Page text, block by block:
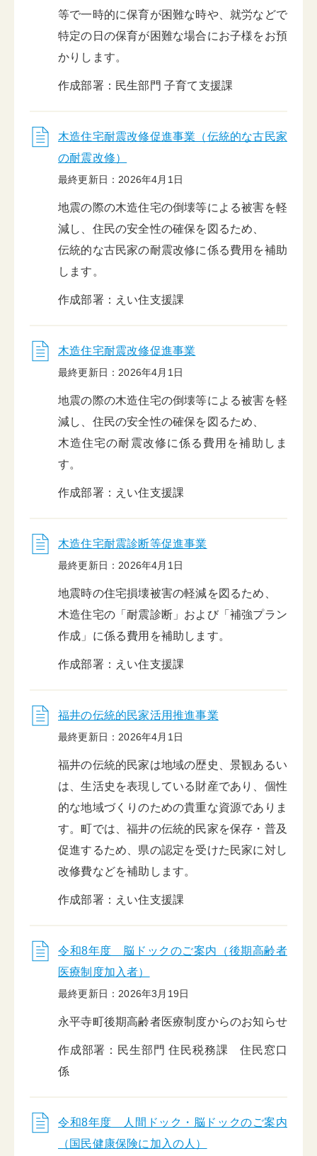
等で一時的に保育が困難な時や、就労などで
特定の日の保育が困難な場合にお子様をお預
かりします。
作成部署：民生部門 子育て支援課
木造住宅耐震改修促進事業（伝統的な古民家
の耐震改修）
最終更新日：2026年4月1日
地震の際の木造住宅の倒壊等による被害を軽
減し、住民の安全性の確保を図るため、
伝統的な古民家の耐震改修に係る費用を補助
します。
作成部署：えい住支援課
木造住宅耐震改修促進事業
最終更新日：2026年4月1日
地震の際の木造住宅の倒壊等による被害を軽
減し、住民の安全性の確保を図るため、
木造住宅の耐震改修に係る費用を補助しま
す。
作成部署：えい住支援課
木造住宅耐震診断等促進事業
最終更新日：2026年4月1日
地震時の住宅損壊被害の軽減を図るため、
木造住宅の「耐震診断」および「補強プラン
作成」に係る費用を補助します。
作成部署：えい住支援課
福井の伝統的民家活用推進事業
最終更新日：2026年4月1日
福井の伝統的民家は地域の歴史、景観あるい
は、生活史を表現している財産であり、個性
的な地域づくりのための貴重な資源でありま
す。町では、福井の伝統的民家を保存・普及
促進するため、県の認定を受けた民家に対し
改修費などを補助します。
作成部署：えい住支援課
令和8年度 脳ドックのご案内（後期高齢者
医療制度加入者）
最終更新日：2026年3月19日
永平寺町後期高齢者医療制度からのお知らせ
作成部署：民生部門 住民税務課 住民窓口
係
令和8年度 人間ドック・脳ドックのご案内
（国民健康保険に加入の人）